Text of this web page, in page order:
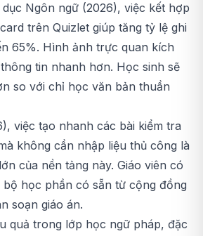
Ngôn ngữ (2026), việc kết hợp
trên Quizlet giúp tăng tỷ lệ ghi
65%. Hình ảnh trực quan kích
tin nhanh hơn. Học sinh sẽ
so với chỉ học văn bản thuần
việc tạo nhanh các bài kiểm tra
không cần nhập liệu thủ công là
của nền tảng này. Giáo viên có
bộ học phần có sẵn từ cộng đồng
soạn giáo án.
quả trong lớp học ngữ pháp, đặc